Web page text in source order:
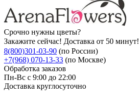
Срочно нужны цветы?
Закажите сейчас! Доставка от 50 минут!
8(800)301-03-90 (по России)
+7(968) 070-13-33 (по Москве)
Обработка заказов
Пн-Вс с 9:00 до 22:00
Доставка круглосуточно